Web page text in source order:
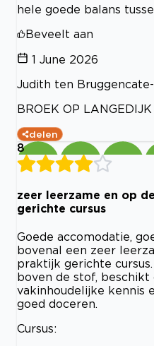
hele goede balans
Beveelt aan
1 June 2026
Judith ten
BROEK OP LANGEDIJK
delen
8
zeer leerzame en op
gerichte cursus
Goede accomodatie,
bovenal een zeer
praktijk gerichte
boven de stof, beschikt
vakinhoudelijke kennis
goed doceren.
Cursus: